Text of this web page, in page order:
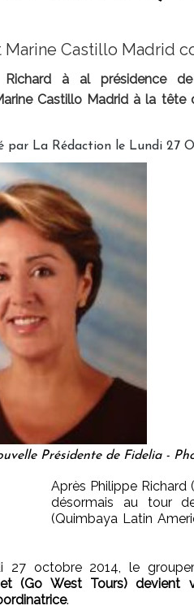
Castillo Madrid
Richard à al présidence
Castillo Madrid à la tête
par La Rédaction le Lundi 27
Présidente de Fidelia -
Après Philippe Richard
désormais au tour
(Quimbaya Latin
27 octobre 2014, le
(Go West Tours) devient
.